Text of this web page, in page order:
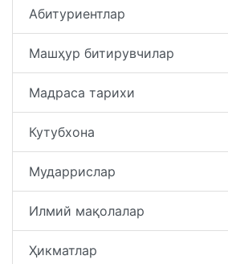
Абитуриентлар
Машҳур битирувчилар
Мадраса тарихи
Кутубхона
Мударрислар
Илмий мақолалар
Ҳикматлар